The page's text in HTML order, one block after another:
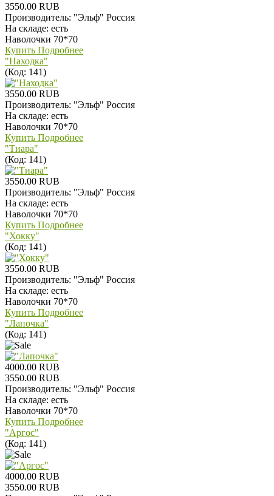
3550.00 RUB
Производитель: "Эльф" Россия
На складе: есть
Наволочки 70*70
Купить Подробнее
"Находка"
(Код: 141)
3550.00 RUB
Производитель: "Эльф" Россия
На складе: есть
Наволочки 70*70
Купить Подробнее
"Тиара"
(Код: 141)
3550.00 RUB
Производитель: "Эльф" Россия
На складе: есть
Наволочки 70*70
Купить Подробнее
"Хокку"
(Код: 141)
3550.00 RUB
Производитель: "Эльф" Россия
На складе: есть
Наволочки 70*70
Купить Подробнее
"Лапочка"
(Код: 141)
4000.00 RUB
3550.00 RUB
Производитель: "Эльф" Россия
На складе: есть
Наволочки 70*70
Купить Подробнее
"Аргос"
(Код: 141)
4000.00 RUB
3550.00 RUB